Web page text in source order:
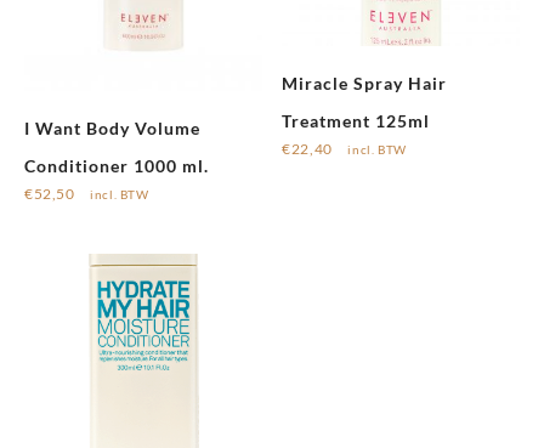
I Want Body Volume
Conditioner 1000 ml.
€52,50 incl. BTW
Miracle Spray Hair
Treatment 125ml
€22,40 incl. BTW